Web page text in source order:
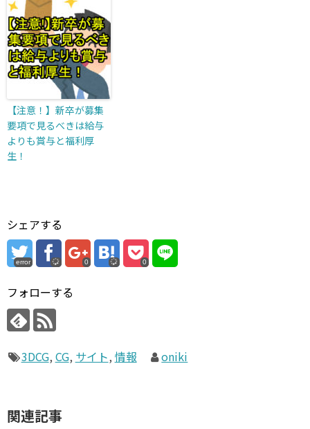
【注意！】新卒が募集
要項で見るべきは給与
よりも賞与と福利厚
生！
シェアする
error 0 0
フォローする
3DCG, CG, サイト, 情報 oniki
関連記事